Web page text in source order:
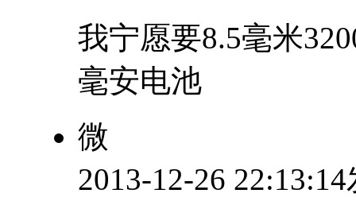
我宁愿要8.5毫米
毫安电池
微
2013-12-26